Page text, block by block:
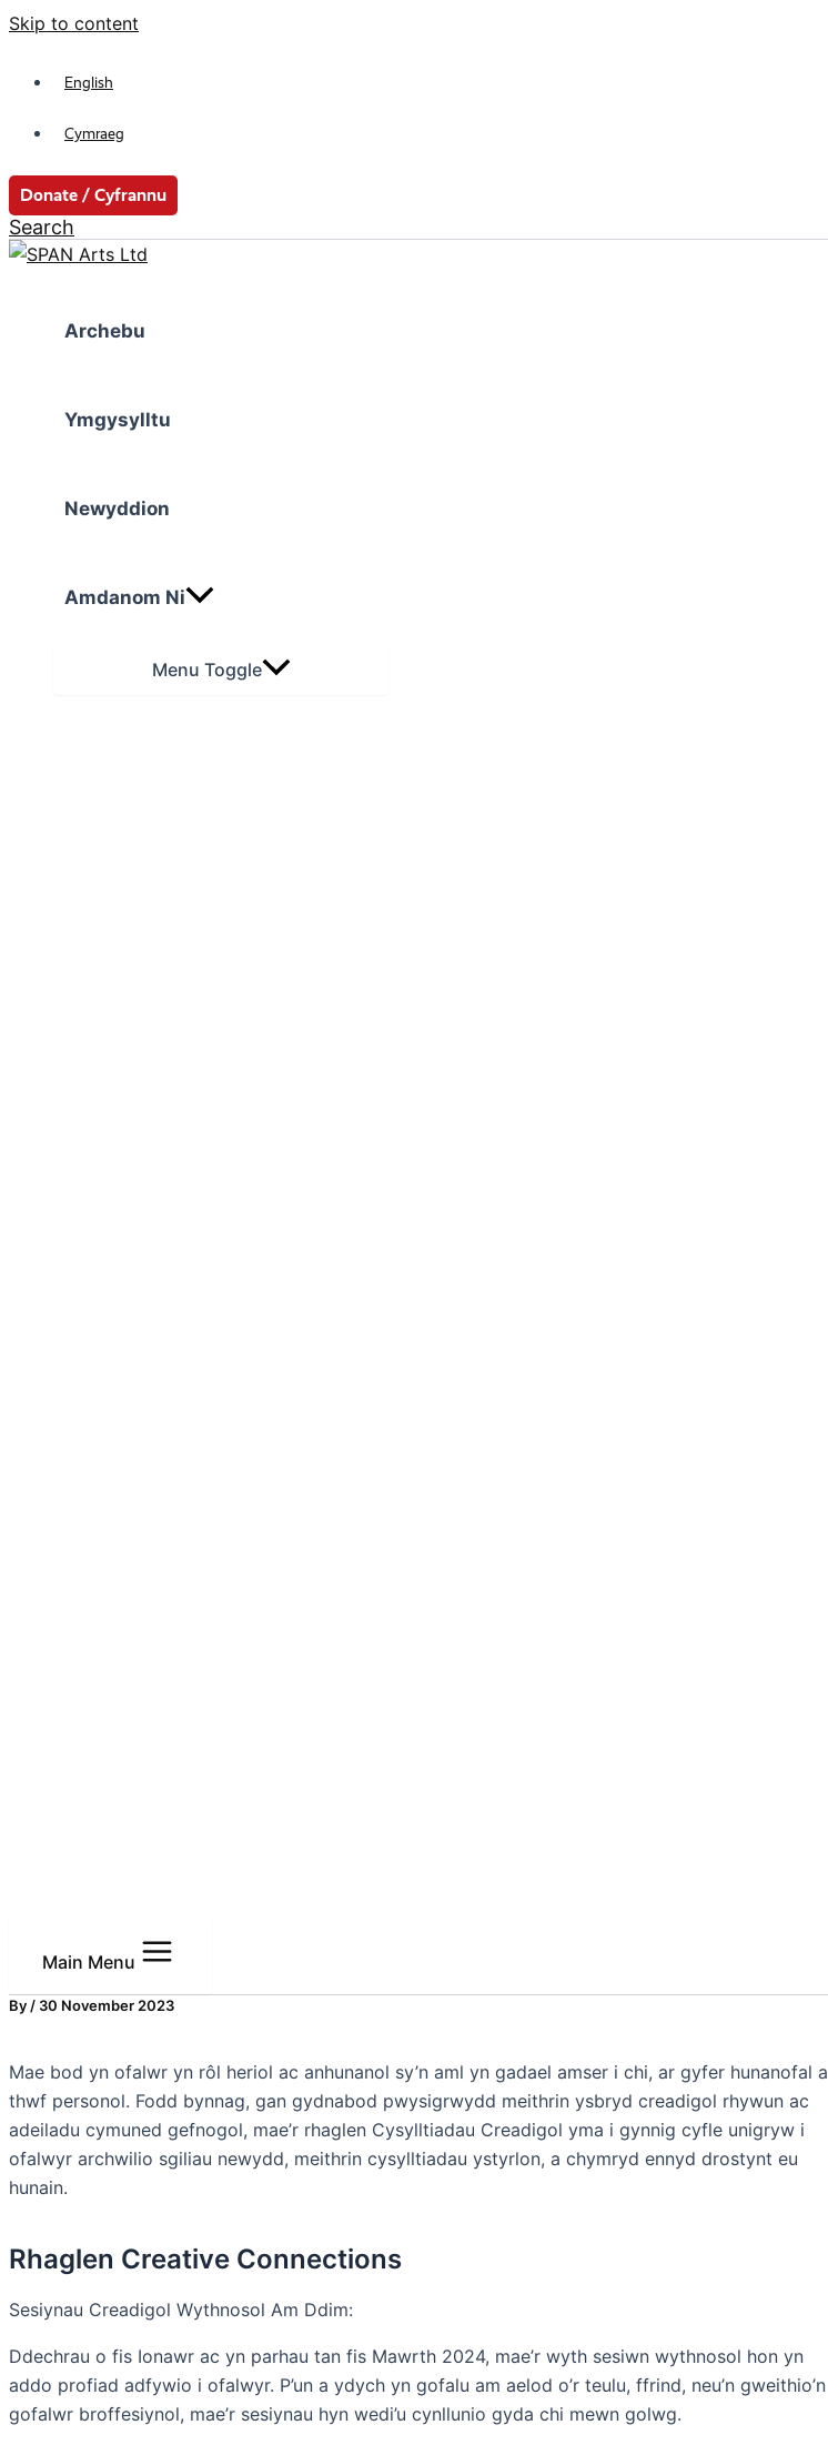
Skip to content
English
Cymraeg
Donate / Cyfrannu
Search
Archebu
Ymgysylltu
Newyddion
Amdanom Ni
Menu Toggle
Main Menu
By / 30 November 2023
Mae bod yn ofalwr yn rôl heriol ac anhunanol sy’n aml yn gadael amser i chi, ar gyfer hunanofal a
thwf personol. Fodd bynnag, gan gydnabod pwysigrwydd meithrin ysbryd creadigol rhywun ac
adeiladu cymuned gefnogol, mae’r rhaglen Cysylltiadau Creadigol yma i gynnig cyfle unigryw i
ofalwyr archwilio sgiliau newydd, meithrin cysylltiadau ystyrlon, a chymryd ennyd drostynt eu
hunain.
Rhaglen Creative Connections
Sesiynau Creadigol Wythnosol Am Ddim:
Ddechrau o fis Ionawr ac yn parhau tan fis Mawrth 2024, mae’r wyth sesiwn wythnosol hon yn
addo profiad adfywio i ofalwyr. P’un a ydych yn gofalu am aelod o’r teulu, ffrind, neu’n gweithio’n
gofalwr broffesiynol, mae’r sesiynau hyn wedi’u cynllunio gyda chi mewn golwg.